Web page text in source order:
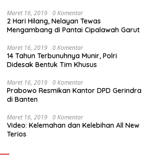
Maret 16, 2019 0 Komentar
2 Hari Hilang, Nelayan Tewas
Mengambang di Pantai Cipalawah Garut
Maret 16, 2019 0 Komentar
14 Tahun Terbunuhnya Munir, Polri
Didesak Bentuk Tim Khusus
Maret 16, 2019 0 Komentar
Prabowo Resmikan Kantor DPD Gerindra
di Banten
Maret 16, 2019 0 Komentar
Video: Kelemahan dan Kelebihan All New
Terios